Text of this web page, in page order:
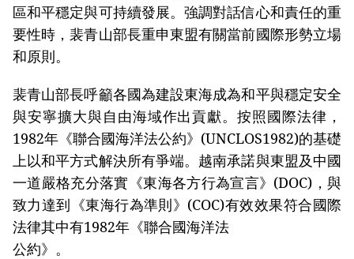
區和平穩定與可持續發展。強調對話信心和責任的重
要性時，裴青山部長重申東盟有關當前國際形勢立場
和原則。
裴青山部長呼籲各國為建設東海成為和平與穩定安全
與安寧擴大與自由海域作出貢獻。按照國際法律，
1982年《聯合國海洋法公約》(UNCLOS1982)的基礎
上以和平方式解決所有爭端。越南承諾與東盟及中國
一道嚴格充分落實《東海各方行為宣言》(DOC)，與
致力達到《東海行為準則》(COC)有效效果符合國際
法律其中有1982年《聯合國海洋法
公約》。